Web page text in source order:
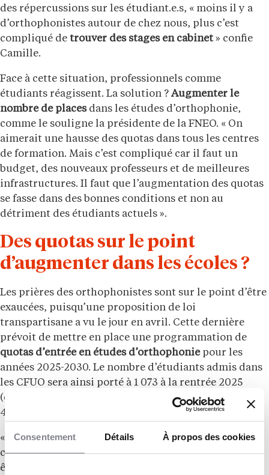
Consentement Détails À propos des cookies
des répercussions sur les étudiant.e.s, « moins il y a
d’orthophonistes autour de chez nous, plus c’est
compliqué de trouver des stages en cabinet» confie
Camille.
Face à cette situation, professionnels comme
étudiants réagissent. La solution ? Augmenter le
nombre de places dans les études d’orthophonie,
comme le souligne la présidente de la FNEO. « On
aimerait une hausse des quotas dans tous les centres
de formation. Mais c’est compliqué car il faut un
budget, des nouveaux professeurs et de meilleures
infrastructures. Il faut que l’augmentation des quotas
se fasse dans des bonnes conditions et non au
détriment des étudiants actuels ».
Des quotas sur le point
d’augmenter dans les écoles ?
Les prières des orthophonistes sont sur le point d’être
exaucées, puisqu’une proposition de loi
transpartisane a vu le jour en avril. Cette dernière
prévoit de mettre en place une programmation de
quotas d’entrée en études d’orthophonie pour les
années 2025-2030. Le nombre d’étudiants admis dans
les CFUO sera ainsi porté à 1 073 à la rentrée 2025
(contre 975 en 2024) et progressera pour atteindre 1
463 en 2030.
« On esten faveur de cette proposition de loi,
cependant, on met en garde sur le fait que cela doit
être fait dans de bonnes conditions. Si les budgets